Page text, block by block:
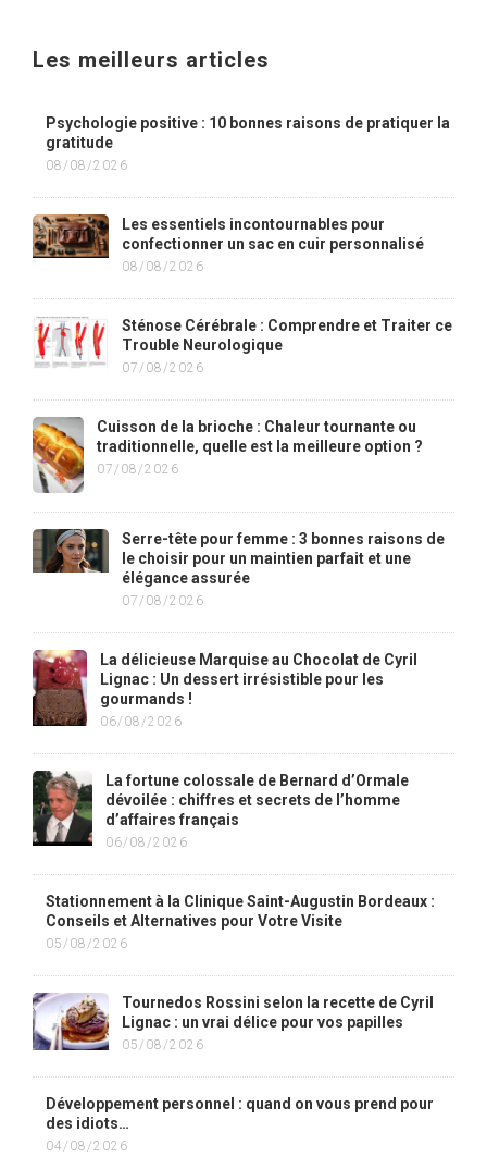
Les meilleurs articles
Psychologie positive : 10 bonnes raisons de pratiquer la
gratitude
08/08/2026
Les essentiels incontournables pour
confectionner un sac en cuir personnalisé
08/08/2026
Sténose Cérébrale : Comprendre et Traiter ce
Trouble Neurologique
07/08/2026
Cuisson de la brioche : Chaleur tournante ou
traditionnelle, quelle est la meilleure option ?
07/08/2026
Serre-tête pour femme : 3 bonnes raisons de
le choisir pour un maintien parfait et une
élégance assurée
07/08/2026
La délicieuse Marquise au Chocolat de Cyril
Lignac : Un dessert irrésistible pour les
gourmands !
06/08/2026
La fortune colossale de Bernard d’Ormale
dévoilée : chiffres et secrets de l’homme
d’affaires français
06/08/2026
Stationnement à la Clinique Saint-Augustin Bordeaux :
Conseils et Alternatives pour Votre Visite
05/08/2026
Tournedos Rossini selon la recette de Cyril
Lignac : un vrai délice pour vos papilles
05/08/2026
Développement personnel : quand on vous prend pour
des idiots…
04/08/2026